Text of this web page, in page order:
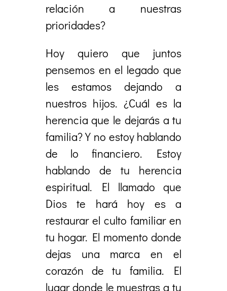
relación a nuestras
prioridades?
Hoy quiero que juntos
pensemos en el legado que
les estamos dejando a
nuestros hijos. ¿Cuál es la
herencia que le dejarás a tu
familia? Y no estoy hablando
de lo financiero. Estoy
hablando de tu herencia
espiritual. El llamado que
Dios te hará hoy es a
restaurar el culto familiar en
tu hogar. El momento donde
dejas una marca en el
corazón de tu familia. El
lugar donde le muestras a tu